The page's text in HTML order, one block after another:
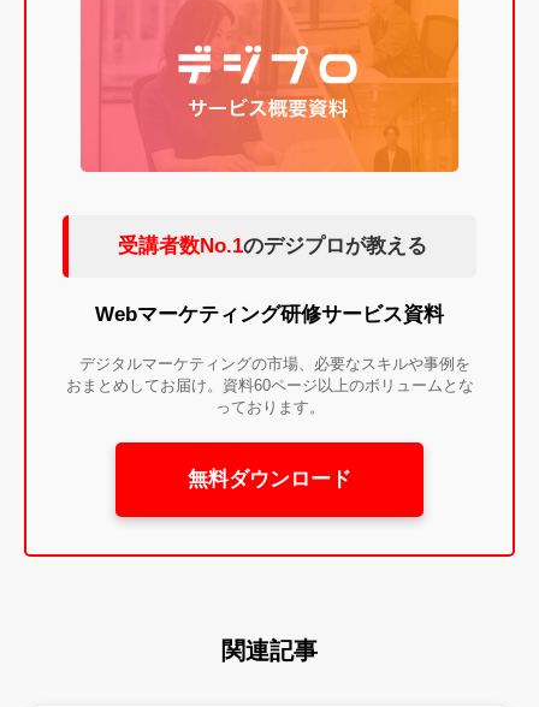
受講者数No.1のデジプロが教える
Webマーケティング研修サービス資料
デジタルマーケティングの市場、必要なスキルや事例を
おまとめしてお届け。資料60ページ以上のボリュームとな
っております。
無料ダウンロード
関連記事